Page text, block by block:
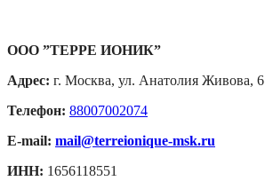
ООО ”ТЕРРЕ ИОНИК”
Адрес: г. Москва, ул. Анатолия Живова, 6
Телефон: 88007002074
E-mail: mail@terreionique-msk.ru
ИНН: 1656118551